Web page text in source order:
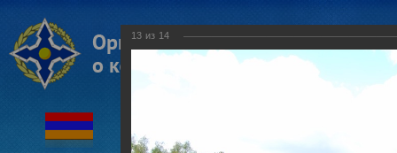
13 из 14